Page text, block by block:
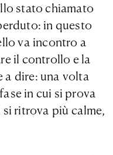
stato chiamato
in questo
va incontro a
il controllo e la
a dire: una volta
in cui si prova
ritrova più calme,